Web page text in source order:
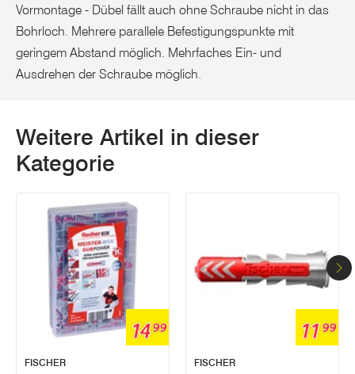
Vormontage - Dübel fällt auch ohne Schraube nicht in das
Bohrloch. Mehrere parallele Befestigungspunkte mit
geringem Abstand möglich. Mehrfaches Ein- und
Ausdrehen der Schraube möglich.
Weitere Artikel in dieser
Kategorie
1499
FISCHER
1199
FISCHER